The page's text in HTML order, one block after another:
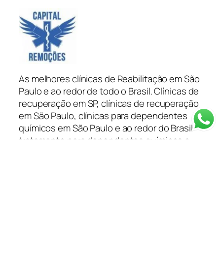
As melhores clínicas de Reabilitação em São
Paulo e ao redor de todo o Brasil. Clínicas de
recuperação em SP, clínicas de recuperação
em São Paulo, clínicas para dependentes
químicos em São Paulo e ao redor do Brasil
tratamento para dependentes químicos e